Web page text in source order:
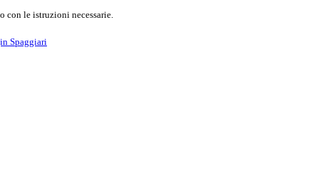
con le istruzioni necessarie.
Spaggiari